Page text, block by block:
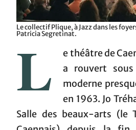
Le collectif Plique, à Jazz dans les
Patricia Segretinat.
L
e théâtre de
a rouvert
moderne
en 1963. Jo
Salle des beaux-arts (le